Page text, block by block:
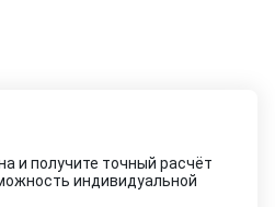
и получите точный расчёт
индивидуальной